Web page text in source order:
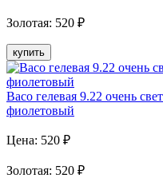
Золотая: 520 ₽
купить
Baco гелевая 9.22 очень
фиолетовый
Цена: 520 ₽
Золотая: 520 ₽